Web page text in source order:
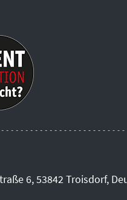
6, 53842 Troisdorf,